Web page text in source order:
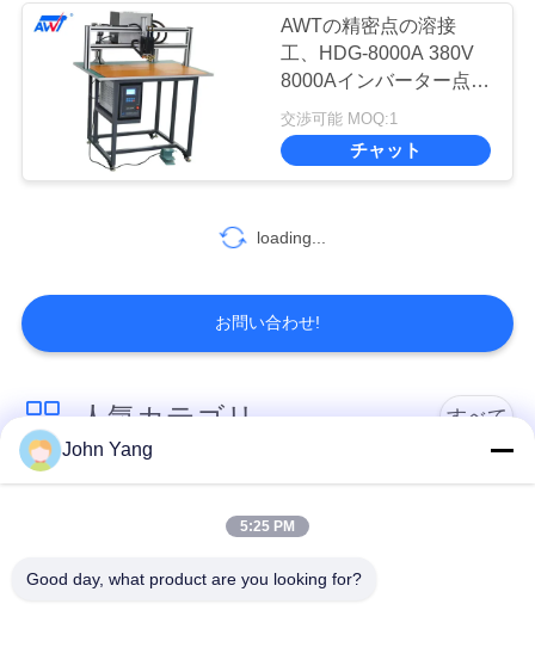
地
PRIVACY
のテスター
電池のパックの試
験制度
12
自動ワイヤー
AWTの精密点の溶接
工、HDG-8000A 380V
8000Aインバーター点の
溶接工
交渉可能 MOQ:1
チャット
loading...
お問い合わせ!
人気カテゴリ すべて
接工
John Yang
5:25 PM
Good day, what product are you looking for?